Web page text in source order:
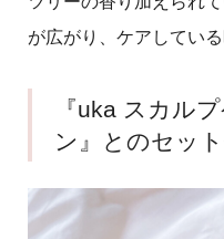
が広がり、ケアしてい
『uka スカル
ン』とのセッ